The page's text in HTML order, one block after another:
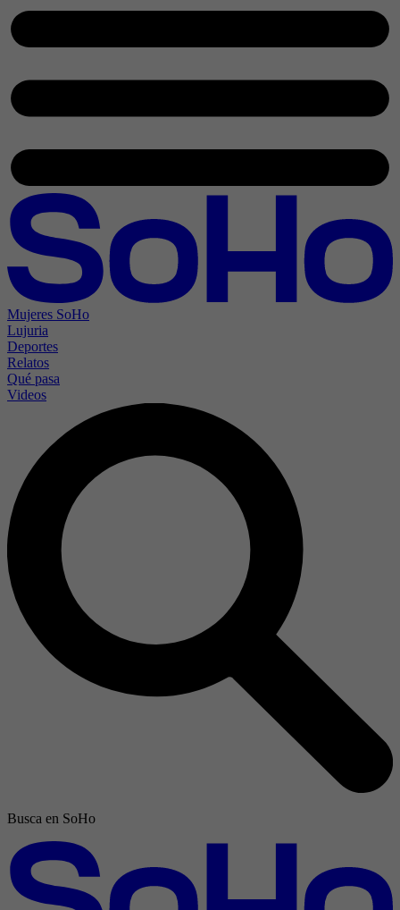
Mujeres SoHo
Lujuria
Deportes
Relatos
Qué pasa
Videos
Busca en SoHo